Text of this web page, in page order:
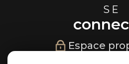
SE
Espace